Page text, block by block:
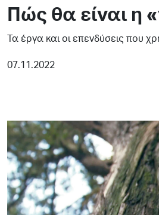
Πώς θα είναι η
Τα έργα και οι επενδύσεις που
07.11.2022